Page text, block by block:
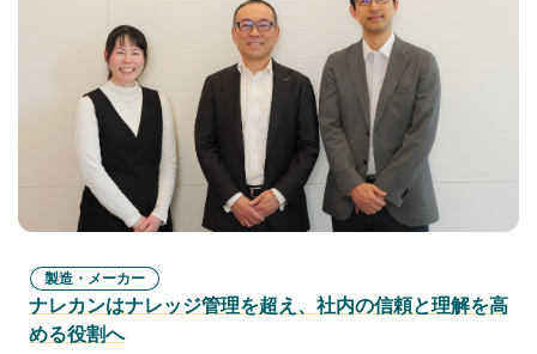
製造・メーカー
ナレカンはナレッジ管理を超え、社内の信頼と理解を高
める役割へ